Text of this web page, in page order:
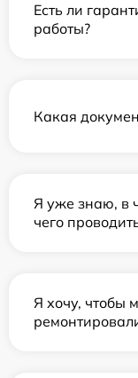
Есть ли
работы?
Какая
Я уже знаю, в
чего
Я хочу, чтобы